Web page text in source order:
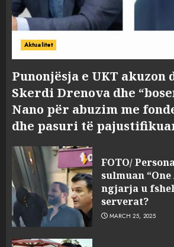
Aktualitet
Punonjësja e UKT
Skerdi Drenova dhe
Nano për abuzim me
dhe pasuri të
FOTO/
sulmuan
ngjarja u
serverat?
MARCH 25, 2025